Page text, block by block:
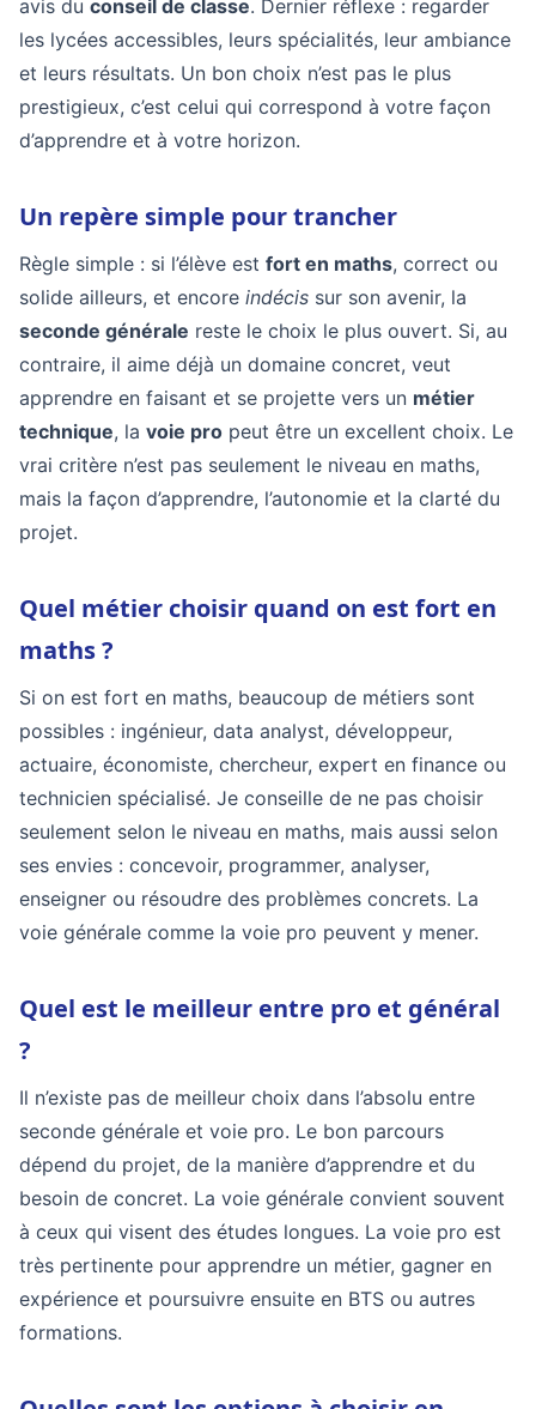
avis du conseil de classe. Dernier réflexe : regarder
les lycées accessibles, leurs spécialités, leur ambiance
et leurs résultats. Un bon choix n’est pas le plus
prestigieux, c’est celui qui correspond à votre façon
d’apprendre et à votre horizon.
Un repère simple pour trancher
Règle simple : si l’élève est fort en maths, correct ou
solide ailleurs, et encore indécis sur son avenir, la
seconde générale reste le choix le plus ouvert. Si, au
contraire, il aime déjà un domaine concret, veut
apprendre en faisant et se projette vers un métier
technique, la voie pro peut être un excellent choix. Le
vrai critère n’est pas seulement le niveau en maths,
mais la façon d’apprendre, l’autonomie et la clarté du
projet.
Quel métier choisir quand on est fort en
maths ?
Si on est fort en maths, beaucoup de métiers sont
possibles : ingénieur, data analyst, développeur,
actuaire, économiste, chercheur, expert en finance ou
technicien spécialisé. Je conseille de ne pas choisir
seulement selon le niveau en maths, mais aussi selon
ses envies : concevoir, programmer, analyser,
enseigner ou résoudre des problèmes concrets. La
voie générale comme la voie pro peuvent y mener.
Quel est le meilleur entre pro et général
?
Il n’existe pas de meilleur choix dans l’absolu entre
seconde générale et voie pro. Le bon parcours
dépend du projet, de la manière d’apprendre et du
besoin de concret. La voie générale convient souvent
à ceux qui visent des études longues. La voie pro est
très pertinente pour apprendre un métier, gagner en
expérience et poursuivre ensuite en BTS ou autres
formations.